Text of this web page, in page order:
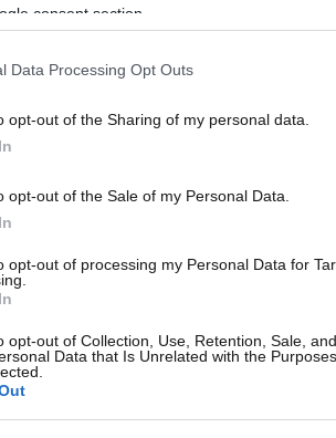
consent section.
Data Processing Opt Outs
opt-out of the Sharing of my personal data.
opt-out of the Sale of my Personal Data.
opt-out of processing my Personal Data for
opt-out of Collection, Use, Retention, Sale,
Data that Is Unrelated with the
13·06·2025 20:27
την επαρχία Χαϊνάν στη
αξιοθέατα